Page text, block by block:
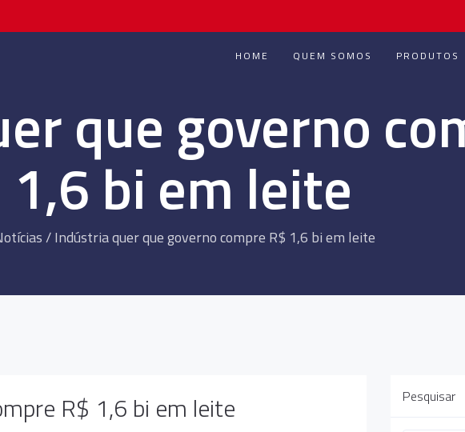
HOME QUEM SOMOS PRODUTOS
que governo
1,6 bi em leite
/Indústria quer que governo compre R$ 1,6 bi em leite
R$ 1,6 bi em leite Pesquisar